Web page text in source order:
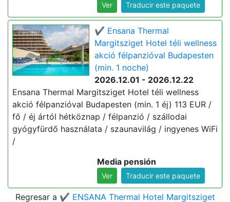
Ver Traducir este paquete
✔️ Ensana Thermal
Margitsziget Hotel téli wellness
akció félpanzióval Budapesten
(min. 1 noche)
2026.12.01 - 2026.12.22
Ensana Thermal Margitsziget Hotel téli wellness
akció félpanzióval Budapesten (min. 1 éj) 113 EUR /
fő / éj ártól hétköznap / félpanzió / szállodai
gyógyfürdő használata / szaunavilág / ingyenes WiFi
/
Media pensión
Ver Traducir este paquete
Regresar a ✔️ ENSANA Thermal Hotel Margitsziget